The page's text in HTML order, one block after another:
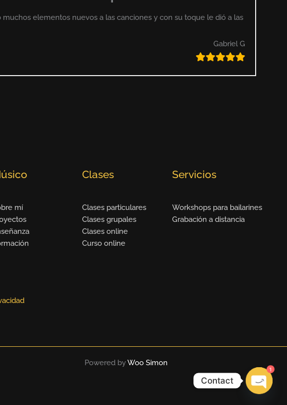
elementos nuevos a las canciones y con su toque le dió a las
Gabriel G
mí
Clases
Clases particulares
Clases grupales
Clases online
Curso online
Servicios
Workshops para bailarines
Grabación a distancia
Powered byWoo Simon
Contact
OPEN
1